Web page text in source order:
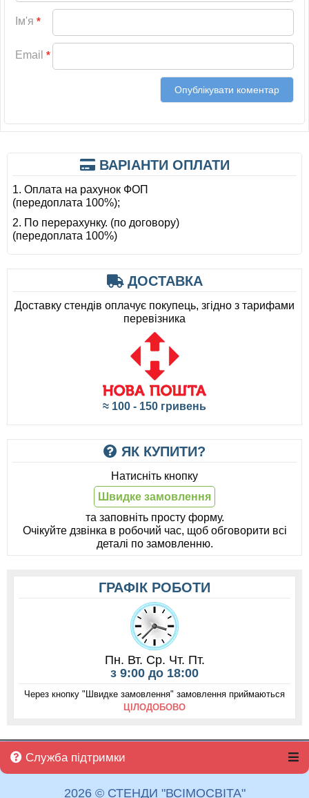
Ім'я *
Email *
ВАРІАНТИ ОПЛАТИ
1. Оплата на рахунок ФОП
(передоплата 100%);
2. По перерахунку. (по договору)
(передоплата 100%)
ДОСТАВКА
Доставку стендів оплачує покупець, згідно з тарифами
перевізника
≈ 100 - 150 гривень
ЯК КУПИТИ?
Натисніть кнопку
Швидке замовлення
та заповніть просту форму.
Очікуйте дзвінка в робочий час, щоб обговорити всі
деталі по замовленню.
ГРАФІК РОБОТИ
Пн. Вт. Ср. Чт. Пт.
з 9:00 до 18:00
Через кнопку "Швидке замовлення" замовлення приймаються
ЦІЛОДОБОВО
Служба підтримки
2026 © СТЕНДИ "ВСІМОСВІТА"